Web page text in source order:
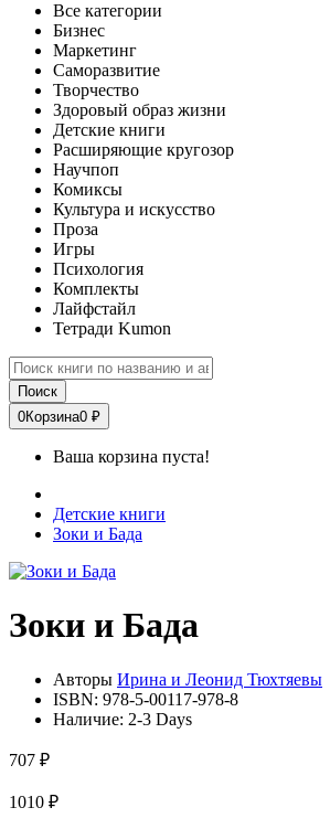
Все категории
Бизнес
Маркетинг
Саморазвитие
Творчество
Здоровый образ жизни
Детские книги
Расширяющие кругозор
Научпоп
Комиксы
Культура и искусство
Проза
Игры
Психология
Комплекты
Лайфстайл
Тетради Kumon
Поиск
0Корзина0 ₽
Ваша корзина пуста!
Детские книги
Зоки и Бада
Зоки и Бада
Авторы Ирина и Леонид Тюхтяевы
ISBN: 978-5-00117-978-8
Наличие: 2-3 Days
707 ₽
1010 ₽